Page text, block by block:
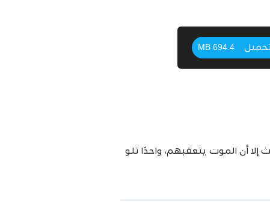
694.4 MB
أن الموت يتعقبهم، واحدًا تلو